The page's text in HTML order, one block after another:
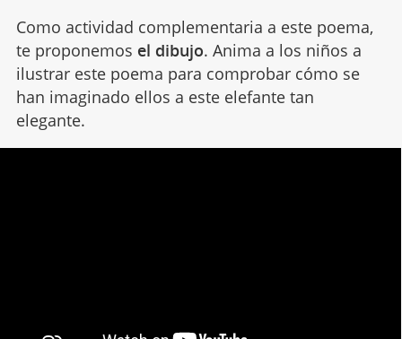
Como actividad complementaria a este poema,
te proponemos el dibujo. Anima a los niños a
ilustrar este poema para comprobar cómo se
han imaginado ellos a este elefante tan
elegante.